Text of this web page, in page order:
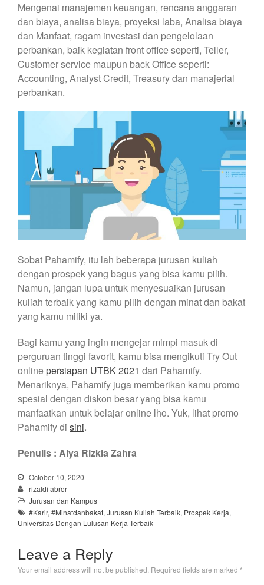
Mengenai manajemen keuangan, rencana anggaran
dan biaya, analisa biaya, proyeksi laba, Analisa biaya
dan Manfaat, ragam investasi dan pengelolaan
perbankan, baik kegiatan front office seperti, Teller,
Customer service maupun back Office seperti:
Accounting, Analyst Credit, Treasury dan manajerial
perbankan.
Sobat Pahamify, itu lah beberapa jurusan kuliah
dengan prospek yang bagus yang bisa kamu pilih.
Namun, jangan lupa untuk menyesuaikan jurusan
kuliah terbaik yang kamu pilih dengan minat dan bakat
yang kamu miliki ya.
Bagi kamu yang ingin mengejar mimpi masuk di
perguruan tinggi favorit, kamu bisa mengikuti Try Out
online persiapan UTBK 2021 dari Pahamify.
Menariknya, Pahamify juga memberikan kamu promo
spesial dengan diskon besar yang bisa kamu
manfaatkan untuk belajar online lho. Yuk, lihat promo
Pahamify di sini.
Penulis : Alya Rizkia Zahra
October 10, 2020
rizaldi abror
Jurusan dan Kampus
#Karir, #Minatdanbakat, Jurusan Kuliah Terbaik, Prospek Kerja,
Universitas Dengan Lulusan Kerja Terbaik
Leave a Reply
Your email address will not be published. Required fields are marked *